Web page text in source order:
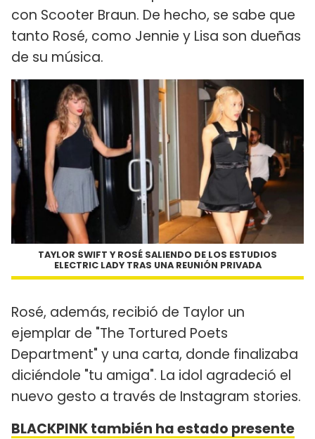
con Scooter Braun. De hecho, se sabe que
tanto Rosé, como Jennie y Lisa son dueñas
de su música.
TAYLOR SWIFT Y ROSÉ SALIENDO DE LOS ESTUDIOS
ELECTRIC LADY TRAS UNA REUNIÓN PRIVADA
Rosé, además, recibió de Taylor un
ejemplar de "The Tortured Poets
Department" y una carta, donde finalizaba
diciéndole "tu amiga". La idol agradeció el
nuevo gesto a través de Instagram stories.
BLACKPINK también ha estado presente